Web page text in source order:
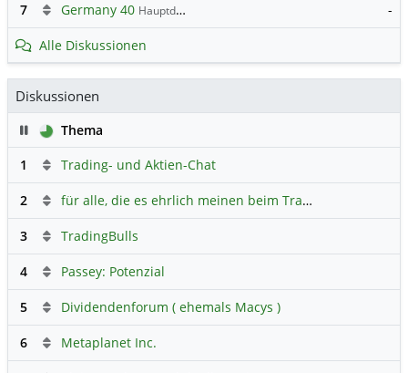
7 Germany 40 Hauptdiskussion -
Alle Diskussionen
Diskussionen
PauseThema
1
Trading- und Aktien-Chat
2 für alle, die es ehrlich meinen beim Traden.
3 TradingBulls
4 Passey: Potenzial
5 Dividendenforum ( ehemals Macys )
6 Metaplanet Inc.